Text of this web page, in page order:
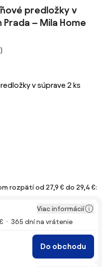
predložky v
– Mila Home
v súprave 2 ks
rozpätí od 27,9 € do 29,4 €:
Viac informácií
365 dní na vrátenie
Do obchodu